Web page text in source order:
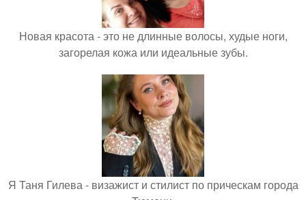
Новая красота - это не длинные волосы, худые ноги,
загорелая кожа или идеальные зубы.
Я Таня Гилева - визажист и стилист по прическам города